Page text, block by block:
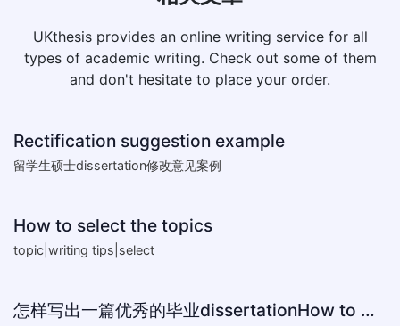
UKthesis provides an online writing service for all
types of academic writing. Check out some of them
and don't hesitate to place your order.
Rectification suggestion example
留学生硕士dissertation修改意见案例
How to select the topics
topic|writing tips|select
怎样写出一篇优秀的毕业dissertationHow to write perfect dissertation